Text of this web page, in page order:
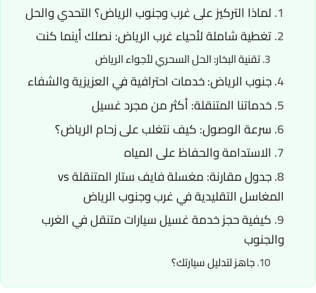
لماذا التركيز على غرب وجنوب الرياض؟ التحدي والحل
تغطية شاملة لأحياء غرب الرياض: نصلك أينما كنت
تقنية البخار: الحل السحري لأجواء الرياض
جنوب الرياض: خدمات احترافية في العزيزية والشفاء
خدماتنا المتنقلة: أكثر من مجرد غسيل
سرعة الوصول: كيف نتغلب على زحام الرياض؟
الاستدامة والحفاظ على المياه
جدول مقارنة: مغسلة فايف ستار المتنقلة vs
المغاسل التقليدية في غرب وجنوب الرياض
كيفية حجز خدمة غسيل سيارات متنقل في الغرب
والجنوب
جاهز لتدليل سيارتك؟